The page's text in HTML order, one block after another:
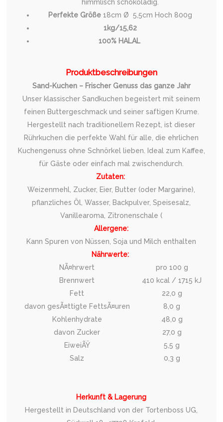
himmlisch schokoladig.
Perfekte Größe18cm Ø 5,5cm Hoch 800g
1kg/15,62
100% HALAL
Produktbeschreibungen
Sand-Kuchen – Frischer Genuss das ganze Jahr
Unser klassischer Sandkuchen begeistert mit seinem
feinen Buttergeschmack und seiner saftigen Krume.
Hergestellt nach traditionellem Rezept, ist dieser
Rührkuchen die perfekte Wahl für alle, die ehrlichen
Kuchengenuss ohne Schnörkel lieben. Ideal zum Kaffee,
für Gäste oder einfach mal zwischendurch.
Zutaten:
Weizenmehl, Zucker, Eier, Butter (oder Margarine),
pflanzliches Öl, Wasser, Backpulver, Speisesalz,
Vanillearoma, Zitronenschale (
Allergene:
Kann Spuren von Nüssen, Soja und Milch enthalten
Nährwerte:
NÃ¤hrwert
pro 100 g
Brennwert
410 kcal / 1715 kJ
Fett
22,0 g
davon gesÃ¤ttigte FettsÃ¤uren
8,0 g
Kohlenhydrate
48,0 g
davon Zucker
27,0 g
EiweiÃŸ
5,5 g
Salz
0,3 g
Herkunft & Lagerung
Hergestellt in Deutschland von der Tortenboss UG,